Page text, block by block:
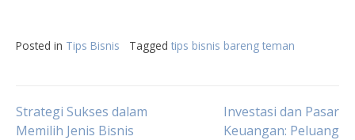
Posted in Tips Bisnis Tagged tips bisnis bareng teman
Post
Strategi Sukses dalam
Memilih Jenis Bisnis
Investasi dan Pasar
Keuangan: Peluang